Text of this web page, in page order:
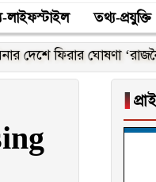
লাইফস্টাইল তথ্য-প্রযুক্তি
ফিরার ঘোষণা ‘রাজনৈতিক
▐